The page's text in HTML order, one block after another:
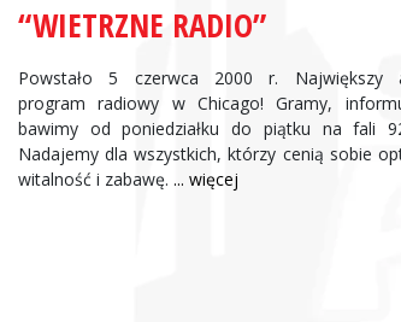
“WIETRZNE RADIO”
Powstało 5 czerwca 2000 r. Największy
program radiowy w Chicago! Gramy,
bawimy od poniedziałku do piątku na fali
Nadajemy dla wszystkich, którzy cenią sobie
witalność i zabawę. ... więcej